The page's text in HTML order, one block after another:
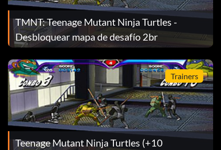
TMNT: Teenage Mutant Ninja Turtles -
Desbloquear mapa de desafío 2br
Trainers
Teenage Mutant Ninja Turtles (+10